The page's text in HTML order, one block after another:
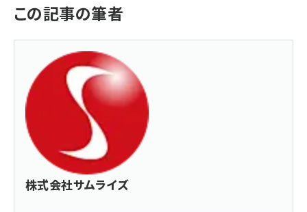
この記事の筆者
株式会社サムライズ